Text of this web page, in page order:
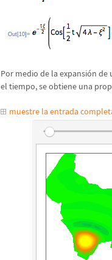
Out[10]=
Por medio de la expansión de
el tiempo, se obtiene una
muestre la entrada